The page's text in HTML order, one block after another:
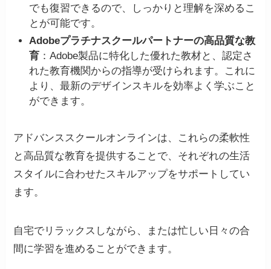
でも復習できるので、しっかりと理解を深めるこ
とが可能です。
Adobeプラチナスクールパートナーの高品質な教
育 ：Adobe製品に特化した優れた教材と、認定さ
れた教育機関からの指導が受けられます。これに
より、最新のデザインスキルを効率よく学ぶこと
ができます。
アドバンススクールオンラインは、これらの柔軟性
と高品質な教育を提供することで、それぞれの生活
スタイルに合わせたスキルアップをサポートしてい
ます。
自宅でリラックスしながら、または忙しい日々の合
間に学習を進めることができます。